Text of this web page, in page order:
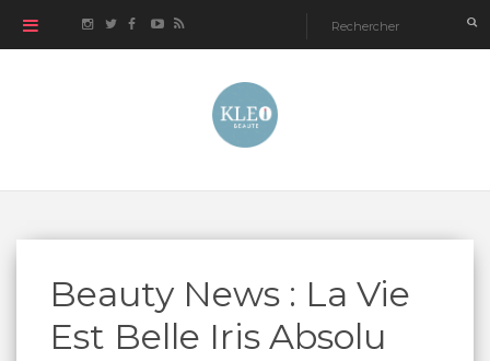
Beauty News : La Vie
Est Belle Iris Absolu